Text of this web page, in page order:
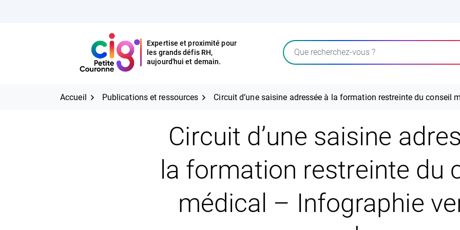
CIG Petite Couronne
Expertise et proximité pour
les grands défis RH,
aujourd'hui et demain.
Rechercher
CIG Petite Couronne
Expertise et proximité pour
les grands défis RH,
aujourd'hui et demain.
Accueil Publications et ressources Circuit d’une saisine adressée à la formation restreinte du conseil
Circuit d’une saisine
la formation restreinte du
médical – Infographie